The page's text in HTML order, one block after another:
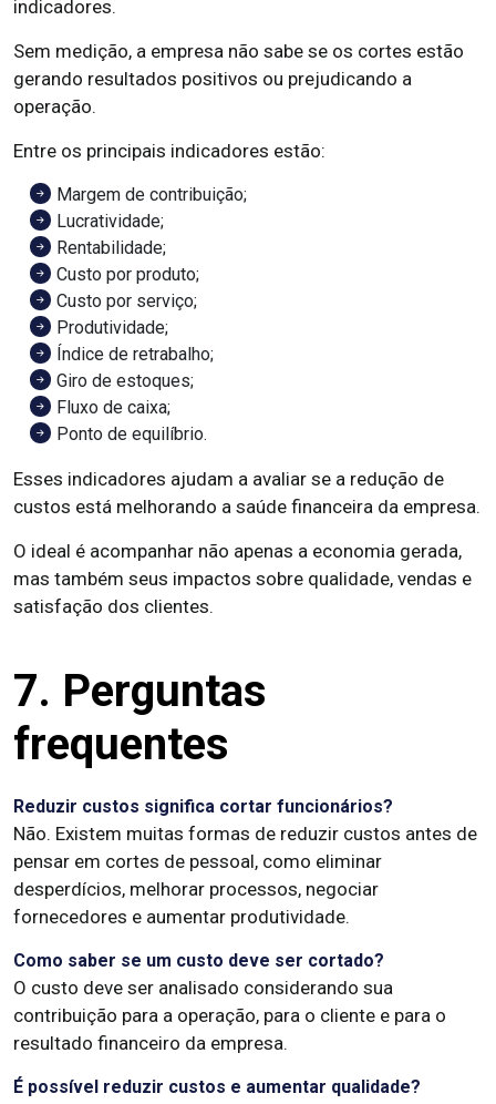
indicadores.
Sem medição, a empresa não sabe se os cortes estão
gerando resultados positivos ou prejudicando a
operação.
Entre os principais indicadores estão:
Margem de contribuição;
Lucratividade;
Rentabilidade;
Custo por produto;
Custo por serviço;
Produtividade;
Índice de retrabalho;
Giro de estoques;
Fluxo de caixa;
Ponto de equilíbrio.
Esses indicadores ajudam a avaliar se a redução de
custos está melhorando a saúde financeira da empresa.
O ideal é acompanhar não apenas a economia gerada,
mas também seus impactos sobre qualidade, vendas e
satisfação dos clientes.
7. Perguntas
frequentes
Reduzir custos significa cortar funcionários?
Não. Existem muitas formas de reduzir custos antes de
pensar em cortes de pessoal, como eliminar
desperdícios, melhorar processos, negociar
fornecedores e aumentar produtividade.
Como saber se um custo deve ser cortado?
O custo deve ser analisado considerando sua
contribuição para a operação, para o cliente e para o
resultado financeiro da empresa.
É possível reduzir custos e aumentar qualidade?